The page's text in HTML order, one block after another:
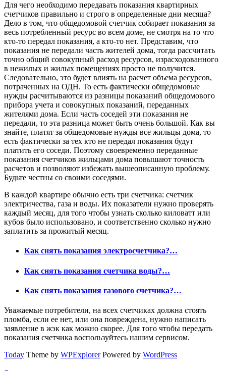
Для чего необходимо передавать показания квартирных
счетчиков правильно и строго в определенные дни месяца?
Дело в том, что общедомовой счетчик собирает показания за
весь потребленный ресурс во всем доме, не смотря на то что
кто-то передал показания, а кто-то нет. Представим, что
показания не передали часть жителей дома, тогда рассчитать
точно общий совокупный расход ресурсов, израсходованного
в нежилых и жилых помещениях просто не получится.
Следовательно, это будет влиять на расчет объема ресурсов,
потраченных на ОДН. То есть фактически общедомовые
нужды расчитываются из разницы показаний общедомового
прибора учета и совокупных показаний, переданных
жителями дома. Если часть соседей эти показания не
передали, то эта разница может быть очень большой. Как вы
знайте, платят за общедомовые нужды все жильцы дома, то
есть фактически за тех кто не передал показания будут
платить его соседи. Поэтому своевременно переданные
показания счетчиков жильцами дома повышают точность
расчетов и позволяют избежать вышеописанную проблему.
Будьте честны со своими соседями.
В каждой квартире обычно есть три счетчика: счетчик
электричества, газа и воды. Их показатели нужно проверять
каждый месяц, для того чтобы узнать сколько киловатт или
кубов было использовано, и соответственно сколько нужно
заплатить за прожитый месяц.
Как снять показания электросчетчика?…
Как снять показания счетчика воды?…
Как снять показания газового счетчика?…
Уважаемые потребители, на всех счетчиках должна стоять
пломба, если ее нет, или она повреждена, нужно написать
заявление в жэк как можно скорее. Для того чтобы передать
показания счетчика воспользуйтесь нашим сервисом.
Today Theme by WPExplorerPowered by WordPress